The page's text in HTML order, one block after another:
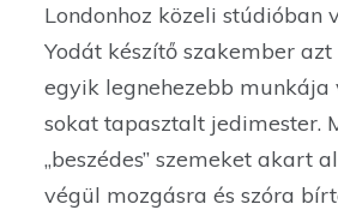
Londonhoz közeli stúdióban
Yodát készítő szakember
egyik legnehezebb munkája
sokat tapasztalt jedimester.
„beszédes” szemeket akart
végül mozgásra és szóra